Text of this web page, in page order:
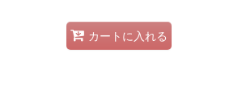
カートに入れる